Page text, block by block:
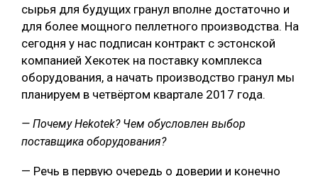
сырья для будущих гранул вполне достаточно и
для более мощного пеллетного производства. На
сегодня у нас подписан контракт с эстонской
компанией Хекотек на поставку комплекса
оборудования, а начать производство гранул мы
планируем в четвёртом квартале 2017 года.
— Почему Hekotek? Чем обусловлен выбор
поставщика оборудования?
— Речь в первую очередь о доверии и конечно